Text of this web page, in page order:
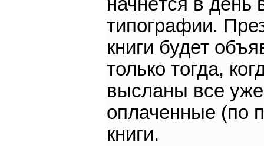
типографии.
книги будет
только тогда,
высланы все уже
оплаченные (по
книги.